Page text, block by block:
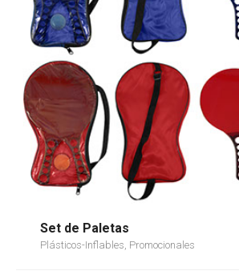
Set de Paletas
Plásticos-Inflables, Promocionales